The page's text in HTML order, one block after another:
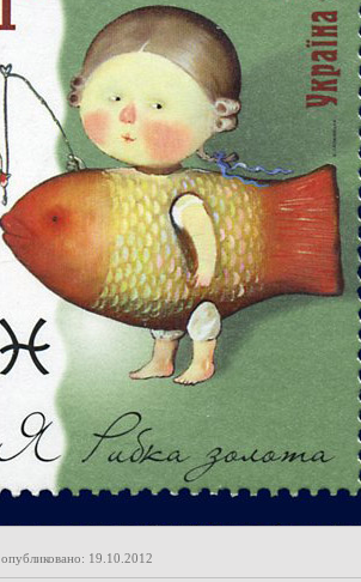
опубликовано: 19.10.2012